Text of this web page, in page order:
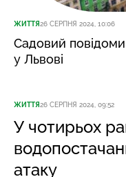
ЖИТТЯ26 СЕРПНЯ 2024, 10:06
Садовий
у Львові
ЖИТТЯ26 СЕРПНЯ 2024, 09:52
У чотирьох
атаку